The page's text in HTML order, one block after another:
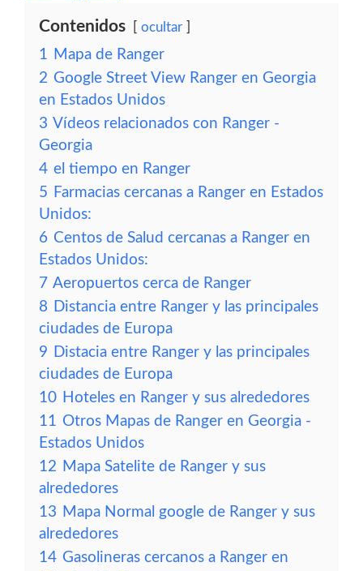
Contenidos ocultar
1 Mapa de Ranger
2 Google Street View Ranger en Georgia
en Estados Unidos
3 Vídeos relacionados con Ranger -
Georgia
4 el tiempo en Ranger
5 Farmacias cercanas a Ranger en Estados
Unidos:
6 Centos de Salud cercanas a Ranger en
Estados Unidos:
7 Aeropuertos cerca de Ranger
8 Distancia entre Ranger y las principales
ciudades de Europa
9 Distacia entre Ranger y las principales
ciudades de Europa
10 Hoteles en Ranger y sus alrededores
11 Otros Mapas de Ranger en Georgia -
Estados Unidos
12 Mapa Satelite de Ranger y sus
alrededores
13 Mapa Normal google de Ranger y sus
alrededores
14 Gasolineras cercanos a Ranger en